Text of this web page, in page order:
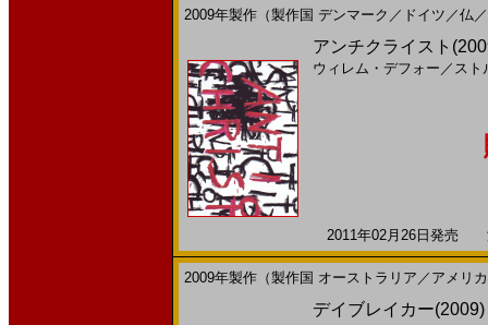
2009年製作（製作国 デンマーク／ドイツ／仏
アンチクライスト
ウィレム・デフォー ／ スト
2011年02月26日発売
2009年製作（製作国 オーストラリア／アメリ
デイブレイカー